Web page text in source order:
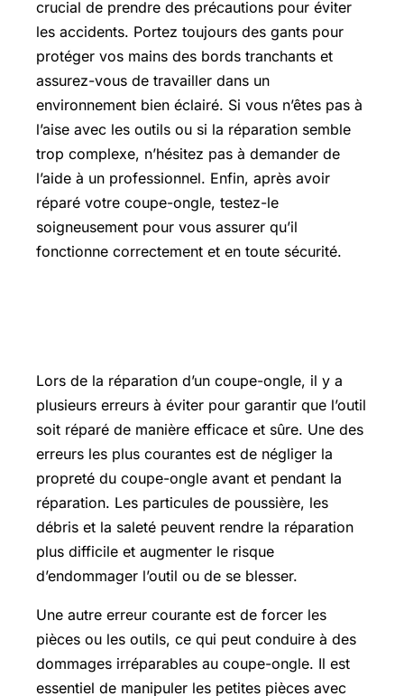
crucial de prendre des précautions pour éviter
les accidents. Portez toujours des gants pour
protéger vos mains des bords tranchants et
assurez-vous de travailler dans un
environnement bien éclairé. Si vous n’êtes pas à
l’aise avec les outils ou si la réparation semble
trop complexe, n’hésitez pas à demander de
l’aide à un professionnel. Enfin, après avoir
réparé votre coupe-ongle, testez-le
soigneusement pour vous assurer qu’il
fonctionne correctement et en toute sécurité.
Lors de la réparation d’un coupe-ongle, il y a
plusieurs erreurs à éviter pour garantir que l’outil
soit réparé de manière efficace et sûre. Une des
erreurs les plus courantes est de négliger la
propreté du coupe-ongle avant et pendant la
réparation. Les particules de poussière, les
débris et la saleté peuvent rendre la réparation
plus difficile et augmenter le risque
d’endommager l’outil ou de se blesser.
Une autre erreur courante est de forcer les
pièces ou les outils, ce qui peut conduire à des
dommages irréparables au coupe-ongle. Il est
essentiel de manipuler les petites pièces avec